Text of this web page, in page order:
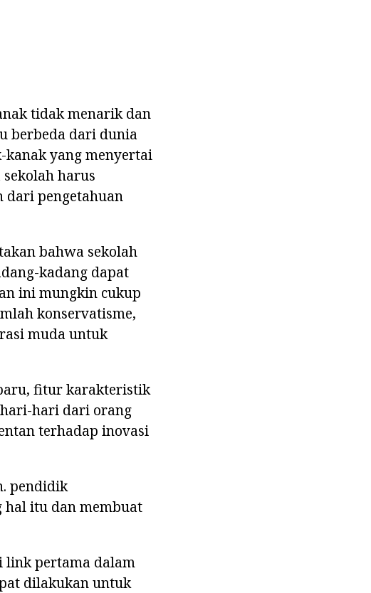
tidak menarik dan
berbeda dari dunia
yang menyertai
harus
dari pengetahuan
bahwa sekolah
kadang dapat
ini mungkin cukup
konservatisme,
muda untuk
fitur karakteristik
hari dari orang
terhadap inovasi
pendidik
itu dan membuat
link pertama dalam
dilakukan untuk